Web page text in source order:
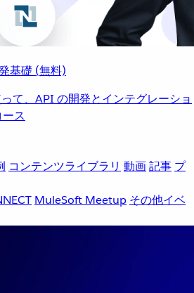
基礎 (無料)
て、API の開発とインテグレーショ
ス
コンテンツライブラリ 動画記事 プ
MuleSoft Meetup その他イベ